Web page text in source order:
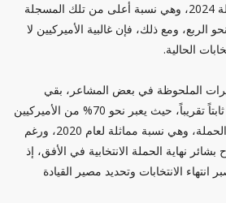
شعورهم بالحماس تجاه حملة 2024، وهي نسبة أعلى من تلك المسجلة
بلغت نحو الربع، ومع ذلك، فإن غالبية الأميركيين لا
الحالية.
الملحوظة في بعض المشاعر، بقي
مستوى الإحباط من الحملة ثابتاً تقريباً، حيث يعبر نحو 70% من الأميركيين
عن شعورهم بالإحباط تجاه الحملة، وهي نسبة مماثلة لعام 2020، ورغم
نهاية الحملة الانتخابية في الأفق، إذ
انتهاء الانتخابات وتحديد مصير القيادة